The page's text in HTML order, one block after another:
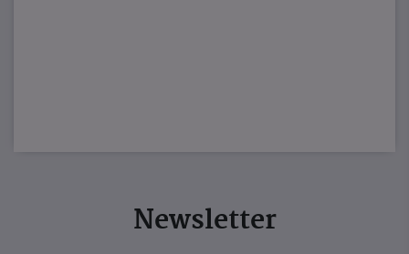
Newsletter